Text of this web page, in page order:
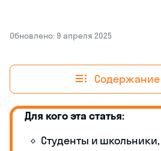
Обновлено: 9 апреля 2025
Содержание
Для кого эта статья:
Студенты и